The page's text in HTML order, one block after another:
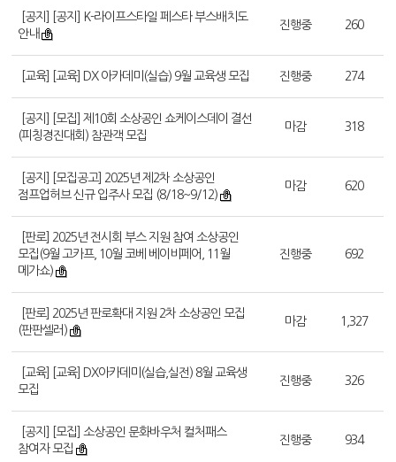
[공지] [공지] K-라이프스타일 페스타 부스배치도
안내
진행중 260
[교육] [교육] DX 아카데미(실습) 9월 교육생 모집 진행중 274
[공지] [모집] 제10회 소상공인 쇼케이스데이 결선
(피칭경진대회) 참관객 모집
마감 318
[공지] [모집공고] 2025년 제2차 소상공인
점프업허브 신규 입주사 모집 (8/18~9/12)
마감 620
[판로] 2025년 전시회 부스 지원 참여 소상공인
모집(9월 고카프, 10월 코베 베이비페어, 11월
메가쇼)
진행중 692
[판로] 2025년 판로확대 지원 2차 소상공인 모집
(판판셀러)
마감 1,327
[교육] [교육] DX아카데미(실습,실전) 8월 교육생
모집
진행중 326
[공지] [모집] 소상공인 문화바우처 컬처패스
참여자 모집
진행중 934